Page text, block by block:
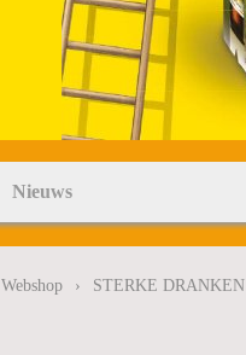
Nieuws
Webshop › STERKE DRANKEN